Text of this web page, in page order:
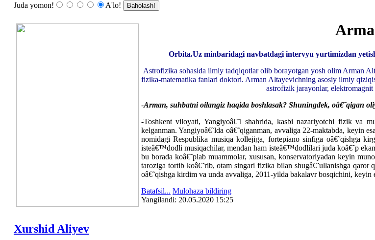
Juda yomon!
A'lo!
Orbita.Uz minbaridagi navbatdagi intervyu yurtimizdan
Astrofizika sohasida ilmiy tadqiqotlar olib borayotgan yosh olim Arman
fizika-matematika fanlari doktori. Arman Altayevichning asosiy ilmiy
astrofizik jarayonlar,
-Arman, suhbatni oilangiz haqida boshlasak? Shuningdek, oâ€˜qigan
-Toshkent viloyati, Yangiyoâ€˜l shahrida, kasbi nazariyotchi fizik va
kelganman. Yangiyoâ€˜lda oâ€˜qiganman, avvaliga 22-maktabda,
nomidagi Respublika musiqa kollejiga, fortepiano sinfiga oâ€˜qishga
isteâ€™dodli musiqachilar, mendan ham isteâ€™dodlilari juda koâ€˜p
bu borada koâ€˜plab muammolar, xususan, konservatoriyadan keyin
taroziga tortib koâ€˜rib, otam singari fizika bilan shugâ€˜ullanishga
oâ€˜qishga kirdim va unda avvaliga, 2011-yilda bakalavr bosqichini, keyin
Batafsil... Mulohaza bildiring
Yangilаndi: 20.05.2020 15:25
Xurshid Aliyev